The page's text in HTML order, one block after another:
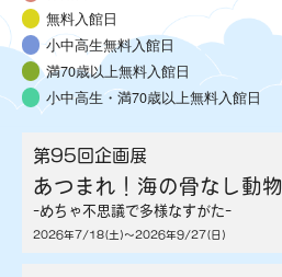
無料入館日
小中高生無料入館日
満70歳以上無料入館日
小中高生・満70歳以上無料入館日
第95回企画展
あつまれ！海の骨なし動物
­-めちゃ不思議で多様なすがた-­
2026年7/18(土)～2026年9/27(日)